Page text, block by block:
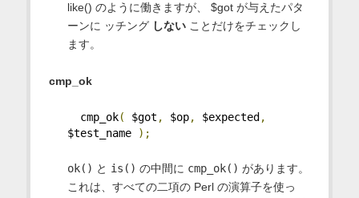
like() のように働きますが、 $got が与えたパタ
ーンに ッチング しないことだけをチェックし
ます。
cmp_ok
cmp_ok( $got , $op, $expected ,
$test_name
);
ok() と is() の中間に cmp_ok() があります。
これは、すべての二項の Perl の演算子を使っ